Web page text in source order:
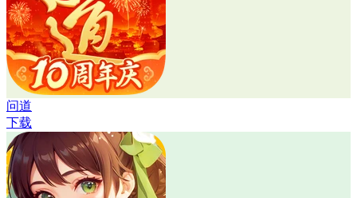
问道
下载